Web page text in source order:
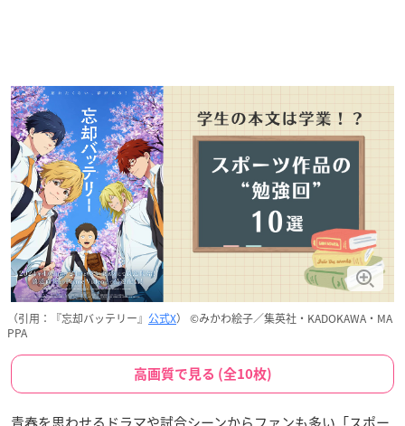
（引用：『忘却バッテリー』 公式X） ©みかわ絵子／集英社・KADOKAWA・MA
PPA
高画質で見る (全10枚)
青春を思わせるドラマや試合シーンからファンも多い「スポー